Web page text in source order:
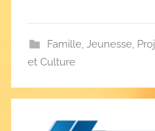
Famille, Jeunesse,
et Culture